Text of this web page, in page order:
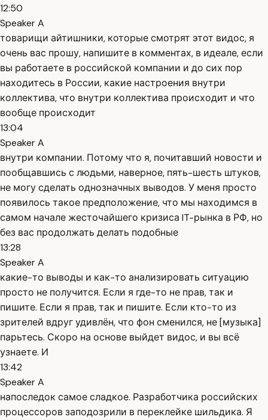
12:50
Speaker A
товарищи айтишники, которые смотрят этот видос, я
очень вас прошу, напишите в комментах, в идеале, если
вы работаете в российской компании и до сих пор
находитесь в России, какие настроения внутри
коллектива, что внутри коллектива происходит и что
вообще происходит
13:04
Speaker A
внутри компании. Потому что я, почитавший новости и
пообщавшись с людьми, наверное, пять-шесть штуков,
не могу сделать однозначных выводов. У меня просто
появилось такое предположение, что мы находимся в
самом начале жесточайшего кризиса IT-рынка в РФ, но
без вас продолжать делать подобные
13:28
Speaker A
какие-то выводы и как-то анализировать ситуацию
просто не получится. Если я где-то не прав, так и
пишите. Если я прав, так и пишите. Если кто-то из
зрителей вдруг удивлён, что фон сменился, не [музыка]
парьтесь. Скоро на основе выйдет видос, и вы всё
узнаете. И
13:42
Speaker A
напоследок самое сладкое. Разработчика российских
процессоров заподозрили в переклейке шильдика. Я